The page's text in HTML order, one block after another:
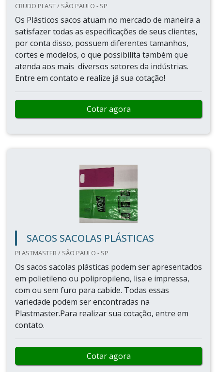
CRUDO PLAST / SÃO PAULO - SP
Os Plásticos sacos atuam no mercado de maneira a
satisfazer todas as especificações de seus clientes,
por conta disso, possuem diferentes tamanhos,
cortes e modelos, o que possibilita também que
atenda aos mais diversos setores da indústrias.
Entre em contato e realize já sua cotação!
Cotar agora
SACOS SACOLAS PLÁSTICAS
PLASTMASTER / SÃO PAULO - SP
Os sacos sacolas plásticas podem ser apresentados
em polietileno ou polipropileno, lisa e impressa,
com ou sem furo para cabide. Todas essas
variedade podem ser encontradas na
Plastmaster.Para realizar sua cotação, entre em
contato.
Cotar agora